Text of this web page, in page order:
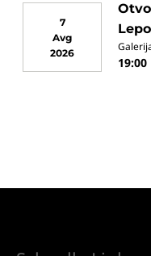
7
Avg
2026
19:00